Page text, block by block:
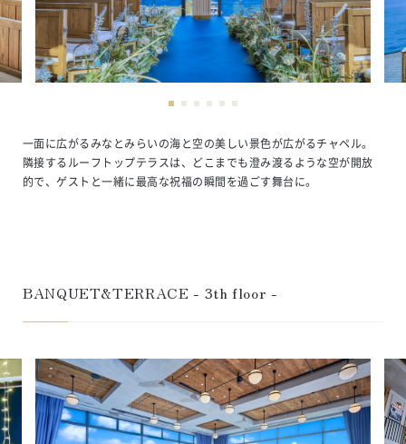
一面に広がるみなとみらいの海と空の美しい景色が広がるチャペル。
隣接するルーフトップテラスは、どこまでも澄み渡るような空が開放
的で、ゲストと一緒に最高な祝福の瞬間を過ごす舞台に。
BANQUET&TERRACE - 3th floor -